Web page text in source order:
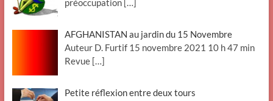
préoccupation […]
AFGHANISTAN au jardin du 15 Novembre
Auteur D. Furtif 15 novembre 2021 10 h 47 min
Revue […]
Petite réflexion entre deux tours